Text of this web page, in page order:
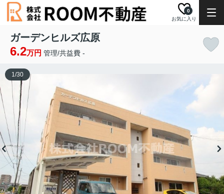
お気に入り
0
ガーデンヒルズ広原
6.2万円 管理/共益費 -
1/30